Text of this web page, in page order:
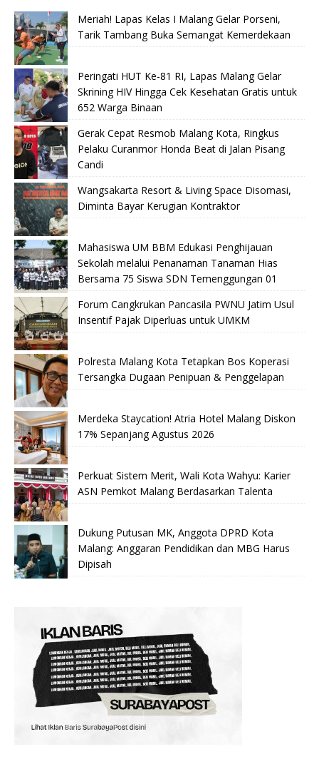
Meriah! Lapas Kelas I Malang Gelar Porseni,
Tarik Tambang Buka Semangat Kemerdekaan
Peringati HUT Ke-81 RI, Lapas Malang Gelar
Skrining HIV Hingga Cek Kesehatan Gratis untuk
652 Warga Binaan
Gerak Cepat Resmob Malang Kota, Ringkus
Pelaku Curanmor Honda Beat di Jalan Pisang
Candi
Wangsakarta Resort & Living Space Disomasi,
Diminta Bayar Kerugian Kontraktor
Mahasiswa UM BBM Edukasi Penghijauan
Sekolah melalui Penanaman Tanaman Hias
Bersama 75 Siswa SDN Temenggungan 01
Forum Cangkrukan Pancasila PWNU Jatim Usul
Insentif Pajak Diperluas untuk UMKM
Polresta Malang Kota Tetapkan Bos Koperasi
Tersangka Dugaan Penipuan & Penggelapan
Merdeka Staycation! Atria Hotel Malang Diskon
17% Sepanjang Agustus 2026
Perkuat Sistem Merit, Wali Kota Wahyu: Karier
ASN Pemkot Malang Berdasarkan Talenta
Dukung Putusan MK, Anggota DPRD Kota
Malang: Anggaran Pendidikan dan MBG Harus
Dipisah